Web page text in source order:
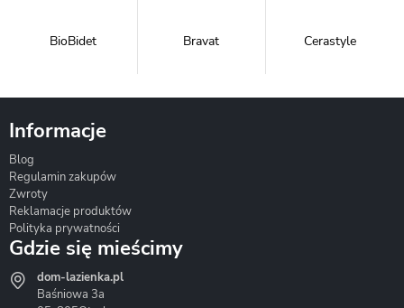
BioBidet Bravat Cerastyle
Hydrostop
Informacje
Blog
Regulamin zakupów
Zwroty
Reklamacje produktów
Polityka prywatności
Gdzie się mieścimy
dom-lazienka.pl
Baśniowa 3a